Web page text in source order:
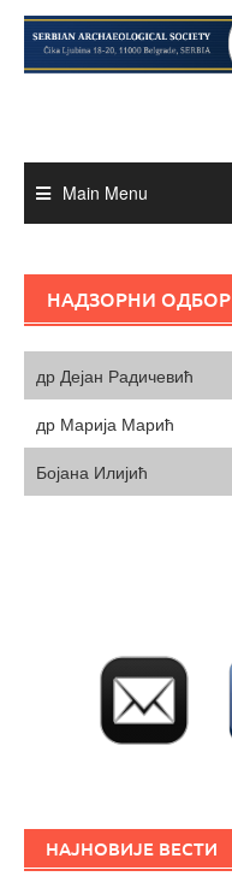
Skip
content
Main Menu
НАДЗОРНИ ОДБОР
др Дејан Радичевић
др Марија Марић
Бојана Илијић
НАЈНОВИЈЕ ВЕСТИ